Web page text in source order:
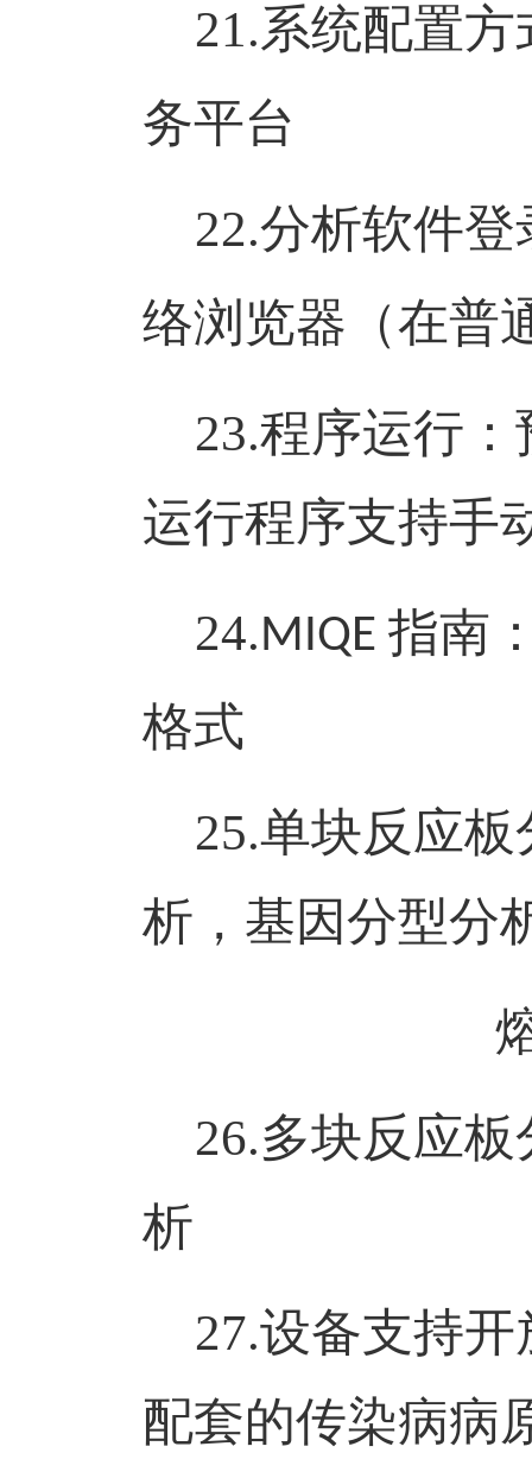
21.系统配置
务平台
22.分析软件登
络浏览器（在普
23.程序运行：
运行程序支持手
24.MIQE 指南
格式
25.单块反应板
析，基因分型分
熔解曲
26.多块反应
析
27.设备支持开
配套的传染病病